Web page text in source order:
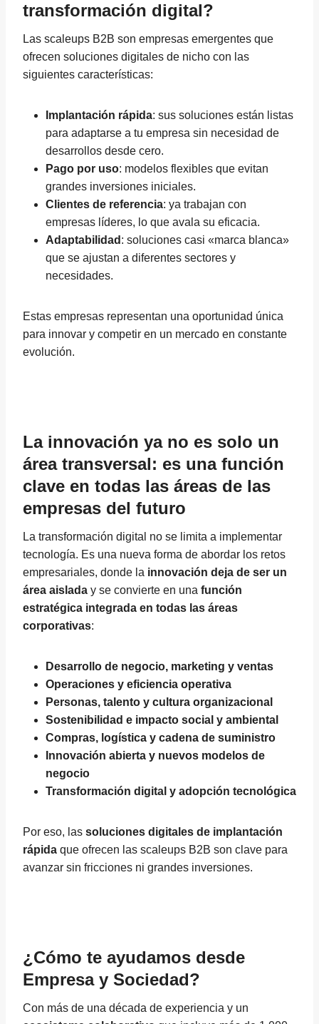
transformación digital?
Las scaleups B2B son empresas emergentes que
ofrecen soluciones digitales de nicho con las
siguientes características:
Implantación rápida: sus soluciones están listas
para adaptarse a tu empresa sin necesidad de
desarrollos desde cero.
Pago por uso: modelos flexibles que evitan
grandes inversiones iniciales.
Clientes de referencia: ya trabajan con
empresas líderes, lo que avala su eficacia.
Adaptabilidad : soluciones casi «marca blanca»
que se ajustan a diferentes sectores y
necesidades.
Estas empresas representan una oportunidad única
para innovar y competir en un mercado en constante
evolución.
La innovación ya no es solo un
área transversal: es una función
clave en todas las áreas de las
empresas del futuro
La transformación digital no se limita a implementar
tecnología. Es una nueva forma de abordar los retos
empresariales, donde la innovación deja de ser un
área aislada y se convierte en una función
estratégica integrada en todas las áreas
corporativas:
Desarrollo de negocio, marketing y ventas
Operaciones y eficiencia operativa
Personas, talento y cultura organizacional
Sostenibilidad e impacto social y ambiental
Compras, logística y cadena de suministro
Innovación abierta y nuevos modelos de
negocio
Transformación digital y adopción tecnológica
Por eso, las soluciones digitales de implantación
rápida que ofrecen las scaleups B2B son clave para
avanzar sin fricciones ni grandes inversiones.
¿Cómo te ayudamos desde
Empresa y Sociedad?
Con más de una década de experiencia y un